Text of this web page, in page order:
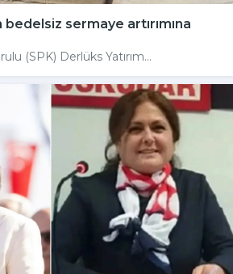
sermaye artırımına
(SPK) Derlüks Yatırım...